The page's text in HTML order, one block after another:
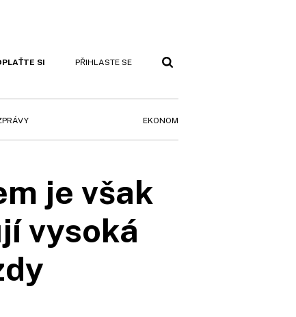
SI PŘIHLASTE SE
EKONOM
je však
vysoká